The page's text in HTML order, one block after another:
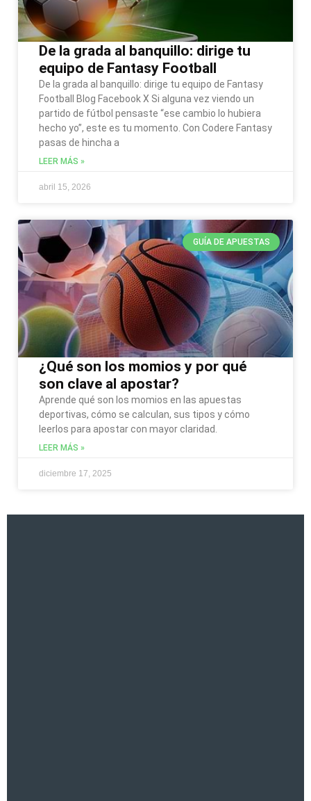
De la grada al banquillo: dirige tu
equipo de Fantasy Football
De la grada al banquillo: dirige tu equipo de Fantasy
Football Blog Facebook X Si alguna vez viendo un
partido de fútbol pensaste “ese cambio lo hubiera
hecho yo”, este es tu momento. Con Codere Fantasy
pasas de hincha a
LEER MÁS »
abril 15, 2026
GUÍA DE APUESTAS
¿Qué son los momios y por qué
son clave al apostar?
Aprende qué son los momios en las apuestas
deportivas, cómo se calculan, sus tipos y cómo
leerlos para apostar con mayor claridad.
LEER MÁS »
diciembre 17, 2025